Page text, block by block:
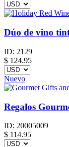
Dúo de vino
ID: 2129
$ 124.95
Nuevo
Regalos
ID: 20005009
$ 114.95